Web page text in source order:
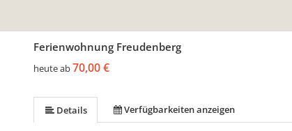
Ferienwohnung Freudenberg
heute ab70,00 €
Details Verfügbarkeiten anzeigen